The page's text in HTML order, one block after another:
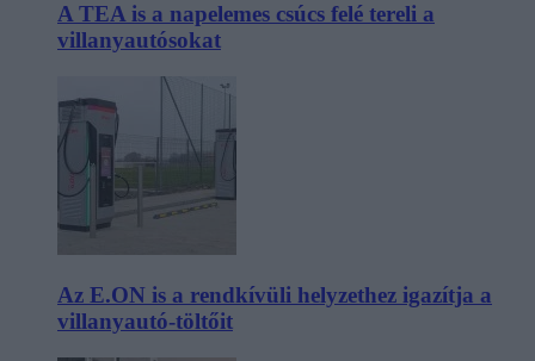
A TEA is a napelemes csúcs felé tereli a
villanyautósokat
Az E.ON is a rendkívüli helyzethez igazítja a
villanyautó-töltőit